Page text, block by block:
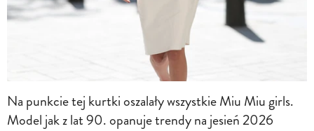
Na punkcie tej kurtki oszalały wszystkie Miu Miu girls.
Model jak z lat 90. opanuje trendy na jesień 2026